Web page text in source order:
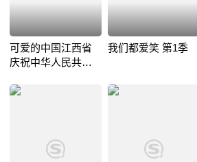
可爱的中国江西省
庆祝中华人民共和
歌咏晚会
我们都爱笑 第1季